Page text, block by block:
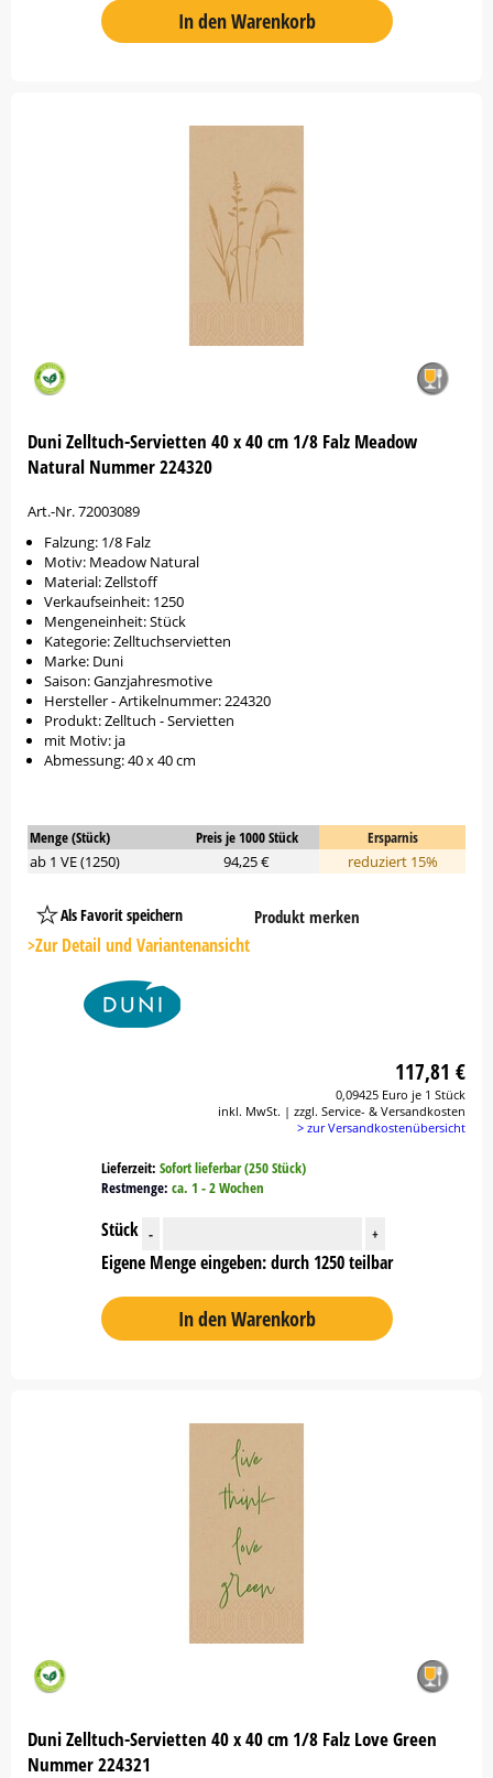
In den Warenkorb
Duni Zelltuch-Servietten 40 x 40 cm 1/8 Falz Meadow
Natural Nummer 224320
Art.-Nr. 72003089
Falzung: 1/8 Falz
Motiv: Meadow Natural
Material: Zellstoff
Verkaufseinheit: 1250
Mengeneinheit: Stück
Kategorie: Zelltuchservietten
Marke: Duni
Saison: Ganzjahresmotive
Hersteller - Artikelnummer: 224320
Produkt: Zelltuch - Servietten
mit Motiv: ja
Abmessung: 40 x 40 cm
Menge (Stück) Preis je 1000 Stück
Ersparnis
ab 1 VE (1250)
94,25 € reduziert 15%
Als Favorit speichern
Platzhalter
Button
Produkt merken
>Zur Detail und Variantenansicht
117,81 €
0,09425 Euro je 1 Stück
inkl. MwSt. | zzgl. Service- & Versandkosten
> zur Versandkostenübersicht
Lieferzeit: Sofort lieferbar (250 Stück)
Restmenge: ca. 1 - 2 Wochen
Stück - +
Eigene Menge eingeben: durch 1250 teilbar
In den Warenkorb
Duni Zelltuch-Servietten 40 x 40 cm 1/8 Falz Love Green
Nummer 224321